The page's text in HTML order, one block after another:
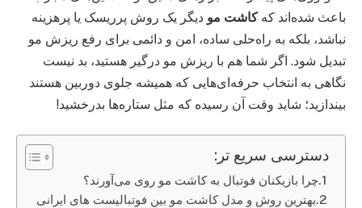
باعث شده‌اند کهکاشت مو دیگر یک روش پرریسک یا پرهزینه
نباشد، بلکه به راه‌حلی ساده، امن و دائمی برای رفع ریزش مو
تبدیل شود. اگر شما هم با ریزش مو درگیر هستید، بد نیست
نگاهی به انتخاب حرفه‌ای‌هایی که همیشه جلوی دوربین هستند
بیندازید؛ شاید وقت آن رسیده که مثل ستاره‌ها بدرخشید!
دسترسی سریع تر:
چرا بازیکنان فوتبال به کاشت مو روی می‌آورند؟
بهترین روش و مدل کاشت مو بین فوتبالیست های ایرانی